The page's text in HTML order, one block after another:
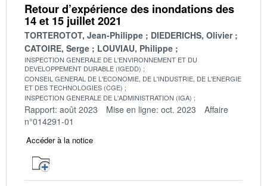
Retour d’expérience des inondations des
14 et 15 juillet 2021
TORTEROTOT, Jean-Philippe
DIEDERICHS, Olivier
CATOIRE, Serge
LOUVIAU, Philippe
INSPECTION GENERALE DE L'ENVIRONNEMENT ET DU
DEVELOPPEMENT DURABLE (IGEDD)
CONSEIL GENERAL DE L'ECONOMIE, DE L'INDUSTRIE, DE L'ENERGIE
ET DES TECHNOLOGIES (CGE)
INSPECTION GENERALE DE L'ADMINISTRATION (IGA)
Rapport: août 2023 Mise en ligne: oct. 2023
Affaire
n°014291-01
Accéder à la notice